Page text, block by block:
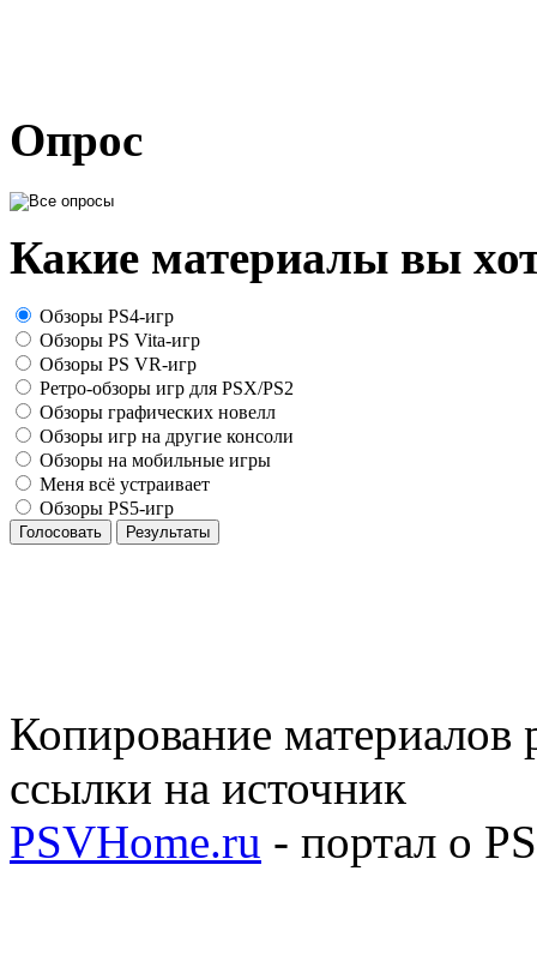
Опрос
Какие материалы вы
Обзоры PS4-игр
Обзоры PS Vita-игр
Обзоры PS VR-игр
Ретро-обзоры игр для PSX/PS2
Обзоры графических новелл
Обзоры игр на другие консоли
Обзоры на мобильные игры
Меня всё устраивает
Обзоры PS5-игр
Голосовать Результаты
Копирование материалов
ссылки на источник
PSVHome.ru - портал о